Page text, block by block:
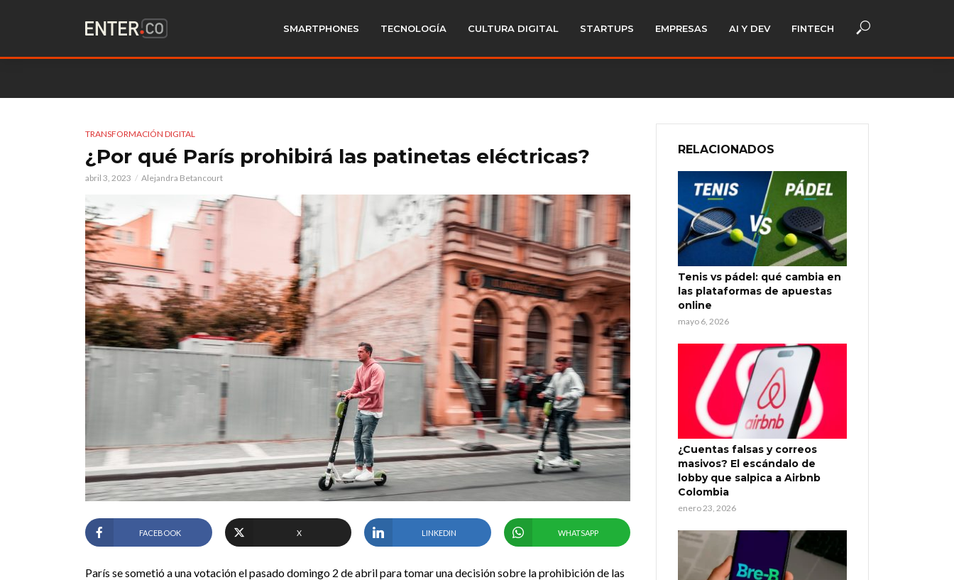
SMARTPHONES TECNOLOGÍA CULTURA DIGITAL STARTUPS EMPRESAS AI Y DEV FINTECH
TRANSFORMACIÓN DIGITAL
¿Por qué París prohibirá las patinetas eléctricas?
abril 3, 2023 Alejandra Betancourt
FACEBOOK X LINKEDIN WHATSAPP
París se sometió a una votación el pasado domingo 2 de abril para tomar una decisión sobre la prohibición de las
RELACIONADOS
Tenis vs pádel: qué cambia en
las plataformas de apuestas
online
mayo 6, 2026
¿Cuentas falsas y correos
masivos? El escándalo de
lobby que salpica a Airbnb
Colombia
enero 23, 2026